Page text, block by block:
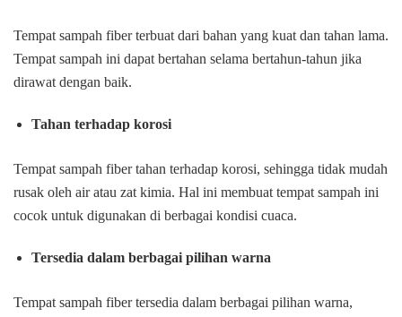
Tempat sampah fiber terbuat dari bahan yang kuat dan tahan lama.
Tempat sampah ini dapat bertahan selama bertahun-tahun jika
dirawat dengan baik.
Tahan terhadap korosi
Tempat sampah fiber tahan terhadap korosi, sehingga tidak mudah
rusak oleh air atau zat kimia. Hal ini membuat tempat sampah ini
cocok untuk digunakan di berbagai kondisi cuaca.
Tersedia dalam berbagai pilihan warna
Tempat sampah fiber tersedia dalam berbagai pilihan warna,